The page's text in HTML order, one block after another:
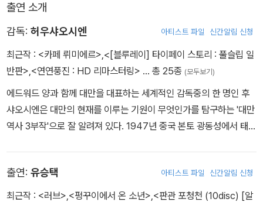
출연 소개
감독: 허우샤오시엔 아티스트 파일 신간알림 신청
최근작 : <카페 뤼미에르>,<[블루레이] 타이페이 스토리 : 풀슬립 일
반판>,<연연풍진 : HD 리마스터링> … 총 25종 (모두보기)
에드워드 양과 함께 대만을 대표하는 세계적인 감독중의 한 명인 후
샤오시엔은 대만의 현재를 이루는 기원이 무엇인가를 탐구하는 '대만
역사 3부작'으로 잘 알려져 있다. 1947년 중국 본토 광동성에서 태어
으로 데뷔했다. <귀여운 여인>과 이듬해 만든 <유쾌한 바람>(1981)
은 가벼운 멜로 드라마로 흥행은 성공했지만 그다지 완성도 있는 작
출연: 유승택 아티스트 파일 신간알림 신청
최근작 : <러브>,<펑꾸이에서 온 소년>,<판관 포청천 (10disc) [알